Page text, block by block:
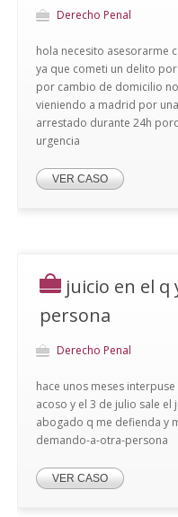
Derecho Penal
hola necesito asesorarme
ya que cometi un delito
por cambio de domicilio
vieniendo a madrid por
arrestado durante 24h
urgencia
VER CASO
juicio en el q
persona
Derecho Penal
hace unos meses
acoso y el 3 de julio sale el
abogado q me defienda y
demando-a-otra-persona
VER CASO